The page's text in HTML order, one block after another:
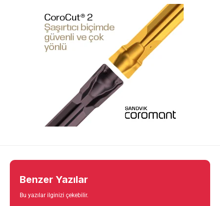
Benzer Yazılar
Bu yazılar ilginizi çekebilir.